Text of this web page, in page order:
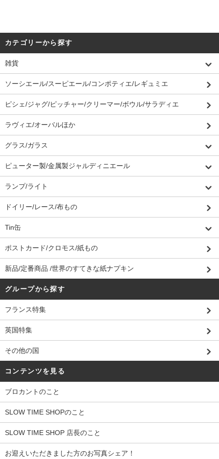
カテゴリーから探す
雑貨
ソーシエール/スーピエール/コンポティエ/レギュミエ
ピシェ/ジャグ/ピッチャー/クリーマー/ボウル/サラディエ
ラヴィエ/オーバルほか
グラス/ガラス
ピューター製/金属製ジャルディニエール
ランプ/ライト
ドイリー/レース/布もの
Tin缶
ポストカード/クロモス/紙もの
新品/定番商品 /世界のすてきな紙ナプキン
グループから探す
フランス特集
英国特集
その他の国
コンテンツを見る
ブロカントのこと
SLOW TIME SHOPのこと
SLOW TIME SHOP 店長のこと
お迎えいただきました方のお写真シェア！